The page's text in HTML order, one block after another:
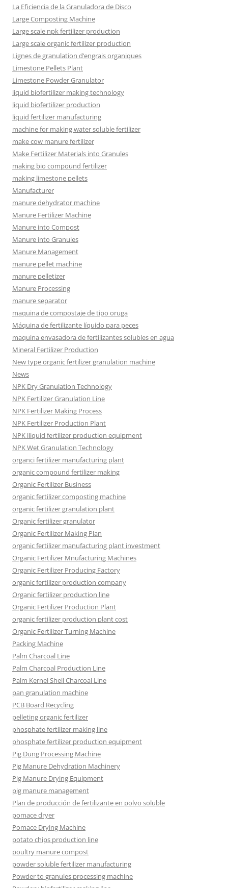
La Eficiencia de la Granuladora de Disco
Large Composting Machine
Large scale npk fertilizer production
Large scale organic fertilizer production
Lignes de granulation d’engrais organiques
Limestone Pellets Plant
Limestone Powder Granulator
liquid biofertilizer making technology
liquid biofertilizer production
liquid fertilizer manufacturing
machine for making water soluble fertilizer
make cow manure fertilizer
Make Fertilizer Materials into Granules
making bio compound fertilizer
making limestone pellets
Manufacturer
manure dehydrator machine
Manure Fertilizer Machine
Manure into Compost
Manure into Granules
Manure Management
manure pellet machine
manure pelletizer
Manure Processing
manure separator
maquina de compostaje de tipo oruga
Máquina de fertilizante líquido para peces
maquina envasadora de fertilizantes solubles en agua
Mineral Fertilizer Production
New type organic fertilizer granulation machine
News
NPK Dry Granulation Technology
NPK Fertilizer Granulation Line
NPK Fertilizer Making Process
NPK Fertilizer Production Plant
NPK lliquid fertilizer production equipment
NPK Wet Granulation Technology
organci fertilizer manufacturing plant
organic compound fertilizer making
Organic Fertilizer Business
organic fertilizer composting machine
organic fertilizer granulation plant
Organic fertilizer granulator
Organic Fertilizer Making Plan
organic fertilizer manufacturing plant investment
Organic Fertilizer Mnufacturing Machines
Organic Fertilizer Producing Factory
organic fertilizer production company
Organic fertilizer production line
Organic Fertilizer Production Plant
organic fertilizer production plant cost
Organic Fertilizer Turning Machine
Packing Machine
Palm Charcoal Line
Palm Charcoal Production Line
Palm Kernel Shell Charcoal Line
pan granulation machine
PCB Board Recycling
pelleting organic fertilizer
phosphate fertilizer making line
phosphate fertilizer production equipment
Pig Dung Processing Machine
Pig Manure Dehydration Machinery
Pig Manure Drying Equipment
pig manure management
Plan de producción de fertilizante en polvo soluble
pomace dryer
Pomace Drying Machine
potato chips production line
poultry manure compost
powder soluble fertilizer manufacturing
Powder to granules processing machine